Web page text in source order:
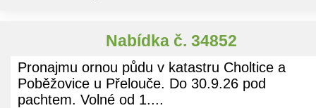
Nabídka č. 34852
Pronajmu ornou půdu v katastru Choltice a
Poběžovice u Přelouče. Do 30.9.26 pod
pachtem. Volné od 1....